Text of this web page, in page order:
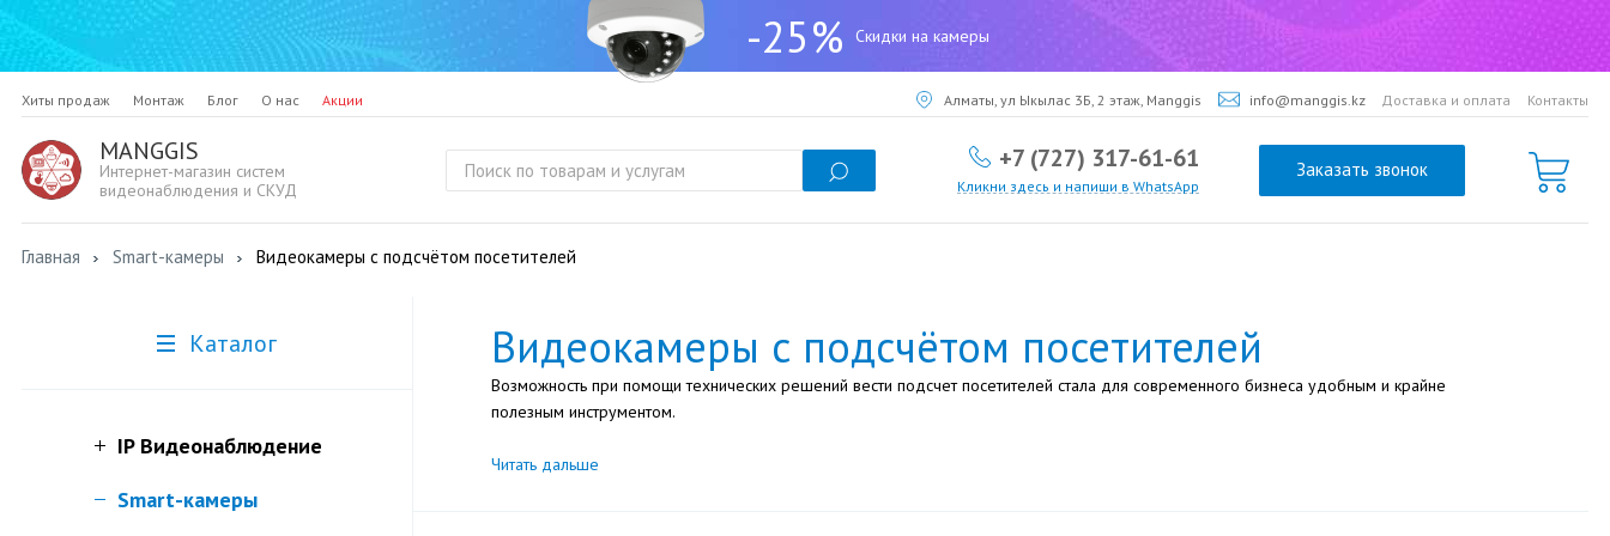
-25% Скидки на камеры
Хиты продаж Монтаж Блог О нас Акции Алматы, ул Ыкылас 3Б, 2 этаж, Manggis info@manggis.kz Доставка и оплата Контакты
MANGGIS
Интернет-магазин систем
видеонаблюдения и СКУД
+7 (727) 317-61-61
Кликни здесь и напиши в WhatsApp
Заказать звонок
Главная Smart-камеры Видеокамеры с подсчётом посетителей
Каталог
IP Видеонаблюдение
Smart-камеры
Видеокамеры с подсчётом посетителей
Возможность при помощи технических решений вести подсчет посетителей стала для современного бизнеса удобным и крайне
полезным инструментом.
Читать дальше